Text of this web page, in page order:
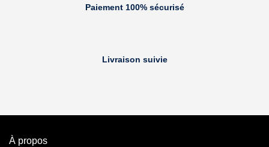
Paiement 100% sécurisé
Livraison suivie
À propos